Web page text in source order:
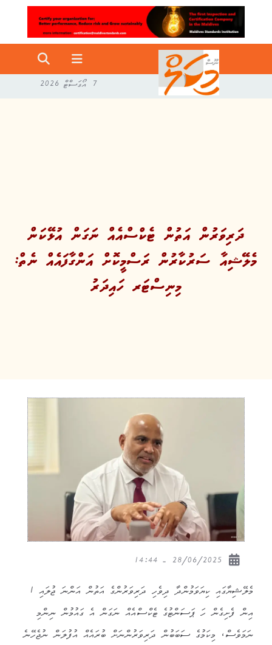
7 އޯގަސްޓް 2026
ދަރިވަރުން އަތުން ޓެކްސްއެއް ނަގަން އުޅޭކަން
މެލޭޝިއާ ސަރުކާރުން ރަސްމީކޮށް އަންގާފައެއް ނެތް:
މިނިސްޓަރ ހައިދަރު
މެލޭޝިޔާގައި ކިޔަވަމުންދާ ދިވެހި ދަރިވަރުންގެ އަތުން އަންނަ ޖުލައި 1
އިން ފެށިގެން ހަ ޕަސަންޓުގެ ޓެކްސްއެއް ނަގަން އެ ގައުމުން ނިންމި
ނަމަވެސް، މިކަމުގެ ސަބަބުން ދަރިވަރުންނަށް ބުރައެއް އުފުލަން ނުޖެހޭނެ